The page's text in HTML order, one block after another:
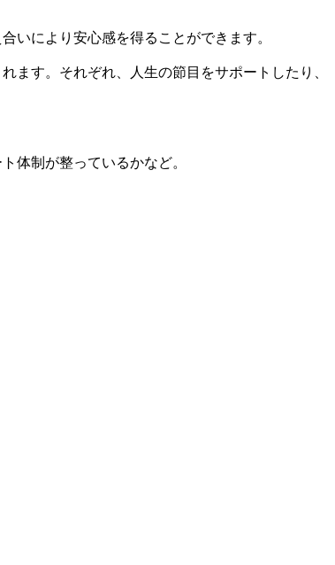
いにより安心感を得ることができます。
ます。それぞれ、人生の節目をサポートしたり、
体制が整っているかなど。